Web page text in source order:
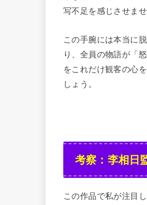
写不足を感じさせませ
この手腕には本当に
り、全員の物語が「
をこれだけ観客の心
しょう。
考察：李相日
この作品で私が注目